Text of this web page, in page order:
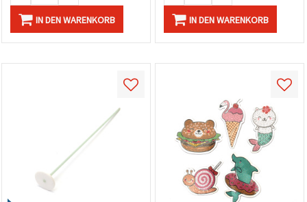
IN DEN WARENKORB IN DEN WARENKORB